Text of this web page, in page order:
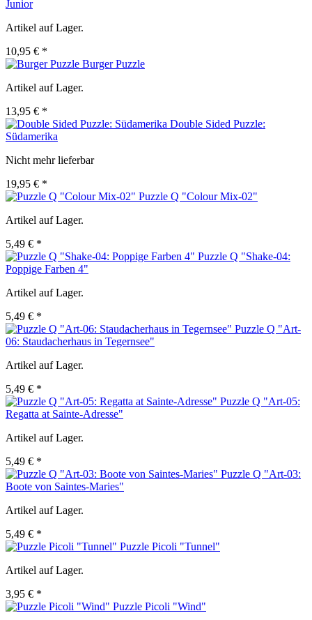
Junior
Artikel auf Lager.
10,95 € *
Burger Puzzle
Artikel auf Lager.
13,95 € *
Double Sided Puzzle:
Südamerika
Nicht mehr lieferbar
19,95 € *
Puzzle Q "Colour Mix-02"
Artikel auf Lager.
5,49 € *
Puzzle Q "Shake-04:
Poppige Farben 4"
Artikel auf Lager.
5,49 € *
Puzzle Q "Art-
06: Staudacherhaus in Tegernsee"
Artikel auf Lager.
5,49 € *
Puzzle Q "Art-05:
Regatta at Sainte-Adresse"
Artikel auf Lager.
5,49 € *
Puzzle Q "Art-03:
Boote von Saintes-Maries"
Artikel auf Lager.
5,49 € *
Puzzle Picoli "Tunnel"
Artikel auf Lager.
3,95 € *
Puzzle Picoli "Wind"